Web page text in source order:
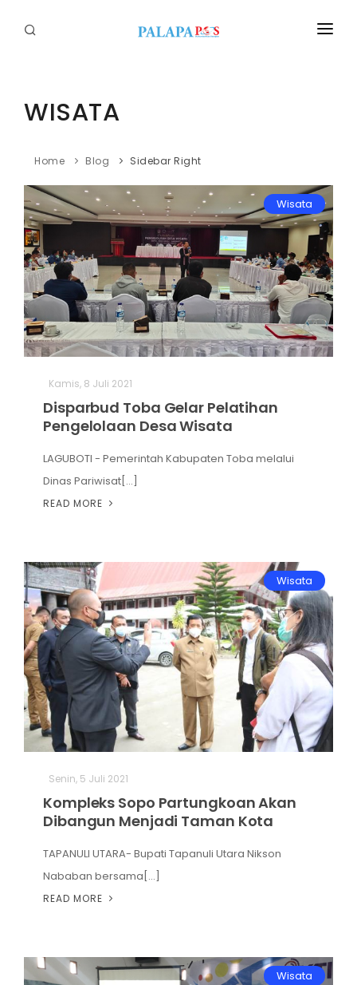
Politik
Tapanuli
Nusantara
Megapolitan
Hukum
Ekonomi
Hiburan
Olahraga
Advertorial
Opini
WISATA
Home Blog Sidebar Right
Wisata
Kamis, 8 Juli 2021
Disparbud Toba Gelar Pelatihan
Pengelolaan Desa Wisata
LAGUBOTI - Pemerintah Kabupaten Toba melalui
Dinas Pariwisat[...]
READ MORE
Wisata
Senin, 5 Juli 2021
Kompleks Sopo Partungkoan Akan
Dibangun Menjadi Taman Kota
TAPANULI UTARA- Bupati Tapanuli Utara Nikson
Nababan bersama[...]
READ MORE
Wisata